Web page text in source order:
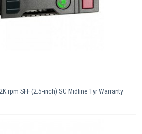
rpm SFF (2.5-inch) SC Midline 1yr Warranty